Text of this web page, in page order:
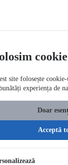
site folosește
experiența de
Doar
Acceptă